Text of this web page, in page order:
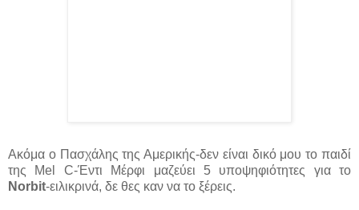
Ακόμα ο Πασχάλης της Αμερικής-δεν είναι δικό μου το παιδί
της Mel C-Έντι Μέρφι μαζεύει 5 υποψηφιότητες για το
Norbit-ειλικρινά, δε θες καν να το ξέρεις.